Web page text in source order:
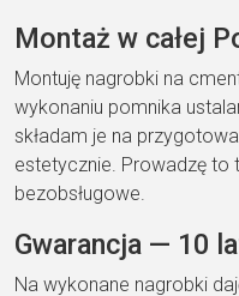
Montaż w całej
Montuję nagrobki na
wykonaniu pomnika
składam je na
estetycznie. Prowadzę to
bezobsługowe.
Gwarancja — 10
Na wykonane nagrobki